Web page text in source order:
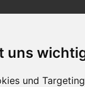
uns
und